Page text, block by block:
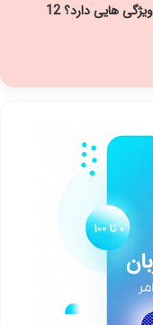
رابطه زناشویی سالم چه ویژگی هایی دارد؟ 12